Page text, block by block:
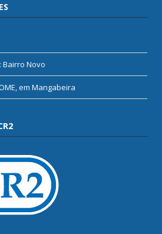
Novo
em Mangabeira